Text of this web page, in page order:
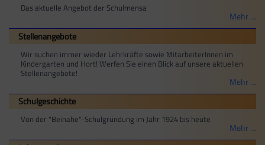
Das aktuelle Angebot der Schulmensa
Mehr …
Stellenangebote
Wir suchen immer wieder Lehrkräfte sowie MitarbeiterInnen im
Kindergarten und Hort! Werfen Sie einen Blick auf unsere aktuellen
Stellenangebote!
Mehr …
Schulgeschichte
Von der "Beinahe"-Schulgründung im Jahr 1924 bis heute
Mehr …